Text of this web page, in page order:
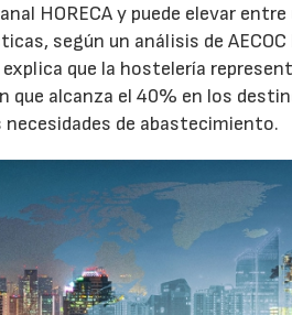
HORECA y puede elevar
según un análisis de
que la hostelería
que alcanza el 40% en los
de abastecimiento.